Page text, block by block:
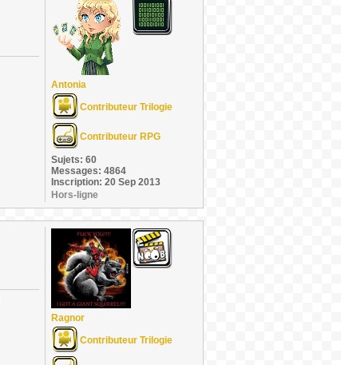
Antonia
Contributeur Trilogie
Contributeur RPG
Sujets: 60
Messages: 4864
Inscription: 20 Sep 2013
Hors-ligne
Ragnor
Contributeur Trilogie